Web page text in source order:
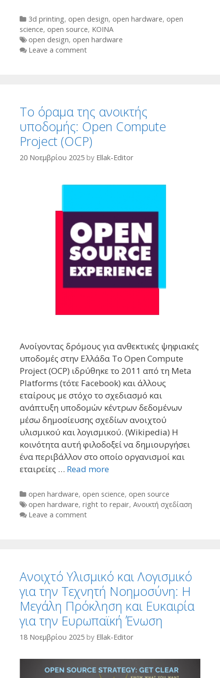
Categories
3d printing, open design, open hardware, open
science, open source, ΚΟΙΝΑ
Tags
open design, open hardware
Leave a comment
Το όραμα της ανοικτής
υποδομής: Open Compute
Project (OCP)
20 Νοεμβρίου 2025 by Ellak-Editor
Ανοίγοντας δρόμους για ανθεκτικές ψηφιακές
υποδομές στην Ελλάδα Το Open Compute
Project (OCP) ιδρύθηκε το 2011 από τη Meta
Platforms (τότε Facebook) και άλλους
εταίρους με στόχο το σχεδιασμό και
ανάπτυξη υποδομών κέντρων δεδομένων
μέσω δημοσίευσης σχεδίων ανοιχτού
υλισμικού και λογισμικού. (Wikipedia) Η
κοινότητα αυτή φιλοδοξεί να δημιουργήσει
ένα περιβάλλον στο οποίο οργανισμοί και
εταιρείες … Read more
Categories
open hardware, open science, open source
Tags
open hardware, right to repair, Ανοικτή σχεδίαση
Leave a comment
Ανοιχτό Υλισμικό και Λογισμικό
για την Τεχνητή Νοημοσύνη: Η
Μεγάλη Πρόκληση και Ευκαιρία
για την Ευρωπαϊκή Ένωση
18 Νοεμβρίου 2025 by Ellak-Editor